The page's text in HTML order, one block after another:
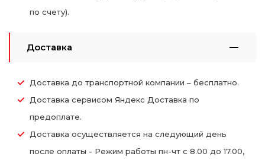
по счету).
Доставка
Доставка до транспортной компании – бесплатно.
Доставка сервисом Яндекс Доставка по
предоплате.
Доставка осуществляется на следующий день
после оплаты - Режим работы пн-чт с 8.00 до 17.00,